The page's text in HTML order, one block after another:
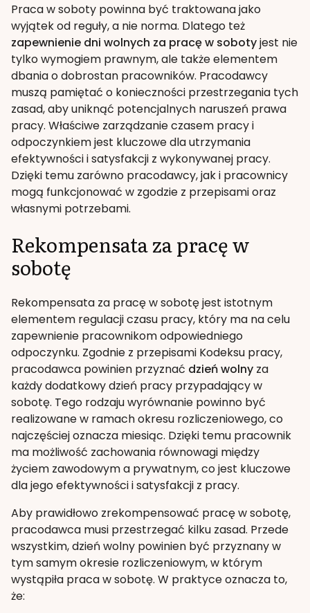
Praca w soboty powinna być traktowana jako
wyjątek od reguły, a nie norma. Dlatego też
zapewnienie dni wolnych za pracę w sobotyjest nie
tylko wymogiem prawnym, ale także elementem
dbania o dobrostan pracowników. Pracodawcy
muszą pamiętać o konieczności przestrzegania tych
zasad, aby uniknąć potencjalnych naruszeń prawa
pracy. Właściwe zarządzanie czasem pracy i
odpoczynkiem jest kluczowe dla utrzymania
efektywności i satysfakcji z wykonywanej pracy.
Dzięki temu zarówno pracodawcy, jak i pracownicy
mogą funkcjonować w zgodzie z przepisami oraz
własnymi potrzebami.
Rekompensata za pracę w
sobotę
Rekompensata za pracę w sobotę jest istotnym
elementem regulacji czasu pracy, który ma na celu
zapewnienie pracownikom odpowiedniego
odpoczynku. Zgodnie z przepisami Kodeksu pracy,
pracodawca powinien przyznać dzień wolny za
każdy dodatkowy dzień pracy przypadający w
sobotę. Tego rodzaju wyrównanie powinno być
realizowane w ramach okresu rozliczeniowego, co
najczęściej oznacza miesiąc. Dzięki temu pracownik
ma możliwość zachowania równowagi między
życiem zawodowym a prywatnym, co jest kluczowe
dla jego efektywności i satysfakcji z pracy.
Aby prawidłowo zrekompensować pracę w sobotę,
pracodawca musi przestrzegać kilku zasad. Przede
wszystkim, dzień wolny powinien być przyznany w
tym samym okresie rozliczeniowym, w którym
wystąpiła praca w sobotę. W praktyce oznacza to,
że: